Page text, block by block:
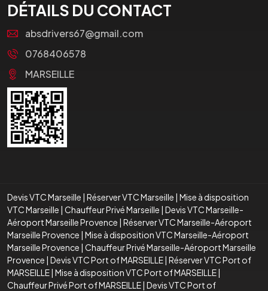
DÉTAILS DU CONTACT
absdrivers67@gmail.com
0768406578
MARSEILLE
Devis VTC Marseille | Réserver VTC Marseille | Mise à disposition
VTC Marseille | Chauffeur Privé Marseille | Devis VTC Marseille-
Aéroport Marseille Provence | Réserver VTC Marseille-Aéroport
Marseille Provence | Mise à disposition VTC Marseille-Aéroport
Marseille Provence | Chauffeur Privé Marseille-Aéroport Marseille
Provence | Devis VTC Port of MARSEILLE| Réserver VTC Port of
MARSEILLE| Mise à disposition VTC Port of MARSEILLE|
Chauffeur Privé Port of MARSEILLE| Devis VTC Port of